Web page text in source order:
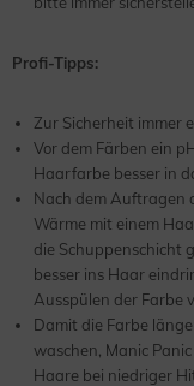
Profi-Tipps:
Zur Sicherheit immer
Vor dem Färben ein
Haarfarbe besser in
Nach dem Auftragen
Wärme mit einem
die Schuppenschicht
besser ins Haar
Ausspülen der Farbe
Damit die Farbe
waschen, Manic
Haare bei niedriger